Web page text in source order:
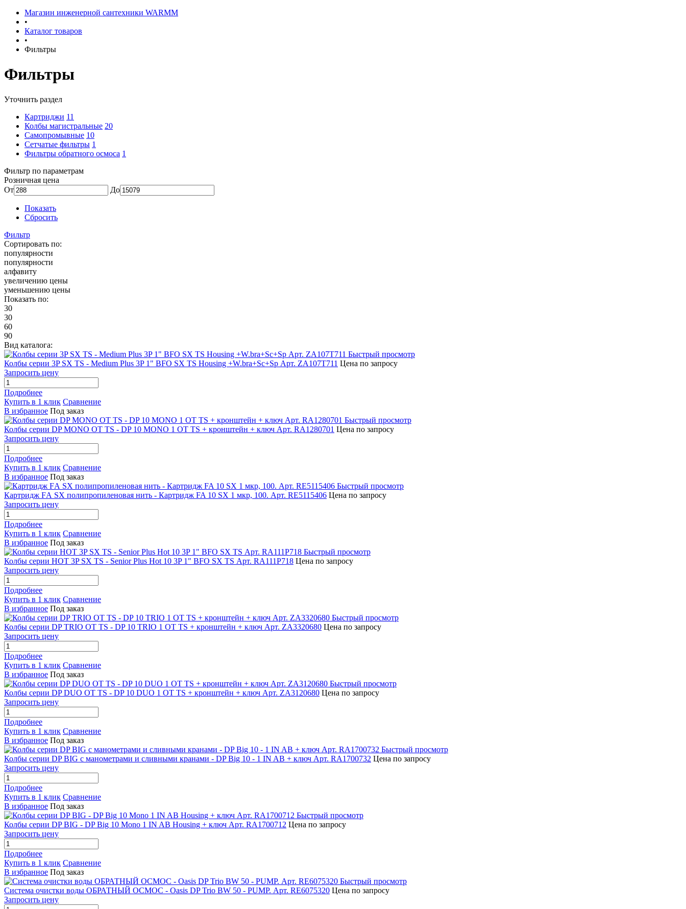
Магазин инженерной сантехники WARMM
•
Каталог товаров
•
Фильтры
Фильтры
Уточнить раздел
Картриджи 11
Колбы магистральные 20
Самопромывные 10
Сетчатые фильтры 1
Фильтры обратного осмоса 1
Фильтр по параметрам
Розничная цена
От
До
Показать
Сбросить
Фильтр
Сортировать по:
популярности
популярности
алфавиту
увеличению цены
уменьшению цены
Показать по:
30
30
60
90
Вид каталога:
Быстрый просмотр
Колбы серии 3P SX TS - Medium Plus 3P 1" BFO SX TS Housing +W.bra+Sc+Sp Арт. ZA107T711 Цена по запросу
Запросить цену
Подробнее
Купить в 1 клик Сравнение
В избранное Под заказ
Быстрый просмотр
Колбы серии DP MONO OT TS - DP 10 MONO 1 OT TS + кронштейн + ключ Арт. RA1280701 Цена по запросу
Запросить цену
Подробнее
Купить в 1 клик Сравнение
В избранное Под заказ
Быстрый просмотр
Картридж FА SX полипропиленовая нить - Картридж FA 10 SX 1 мкр, 100. Арт. RE5115406 Цена по запросу
Запросить цену
Подробнее
Купить в 1 клик Сравнение
В избранное Под заказ
Быстрый просмотр
Колбы серии HOT 3P SX TS - Senior Plus Hot 10 3P 1" BFO SX TS Арт. RA111P718 Цена по запросу
Запросить цену
Подробнее
Купить в 1 клик Сравнение
В избранное Под заказ
Быстрый просмотр
Колбы серии DP TRIO OT TS - DP 10 TRIO 1 OT TS + кронштейн + ключ Арт. ZA3320680 Цена по запросу
Запросить цену
Подробнее
Купить в 1 клик Сравнение
В избранное Под заказ
Быстрый просмотр
Колбы серии DP DUO OT TS - DP 10 DUO 1 OT TS + кронштейн + ключ Арт. ZA3120680 Цена по запросу
Запросить цену
Подробнее
Купить в 1 клик Сравнение
В избранное Под заказ
Быстрый просмотр
Колбы серии DP BIG с манометрами и сливными кранами - DP Big 10 - 1 IN AB + ключ Арт. RA1700732 Цена по запросу
Запросить цену
Подробнее
Купить в 1 клик Сравнение
В избранное Под заказ
Быстрый просмотр
Колбы серии DP BIG - DP Big 10 Mono 1 IN AB Housing + ключ Арт. RA1700712 Цена по запросу
Запросить цену
Подробнее
Купить в 1 клик Сравнение
В избранное Под заказ
Быстрый просмотр
Система очистки воды ОБРАТНЫЙ ОСМОС - Oasis DP Trio BW 50 - PUMP. Арт. RE6075320 Цена по запросу
Запросить цену